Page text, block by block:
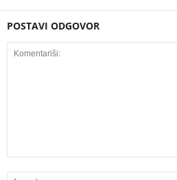
POSTAVI ODGOVOR